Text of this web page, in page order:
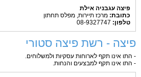
פיצה עגבניה אילת
כתובת: מרכז תיירות, מפלס תחתון
טלפון:
פיצה - רשת פיצה סטורי
- התו אינו תקף לארוחות עסקיות ולמשלוחים.
- התו אינו תקף למבצעים והנחות.